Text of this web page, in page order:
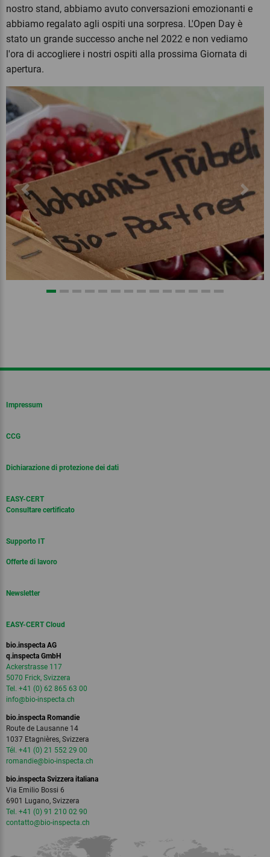
nostro stand, abbiamo avuto conversazioni emozionanti e
abbiamo regalato agli ospiti una sorpresa. L'Open Day è
stato un grande successo anche nel 2022 e non vediamo
l'ora di accogliere i nostri ospiti alla prossima Giornata di
apertura.
Previous Next
Impressum
CCG
Dichiarazione di protezione dei dati
EASY-CERT
Consultare certificato
Supporto IT
Offerte di lavoro
Newsletter
EASY-CERT Cloud
bio.inspecta AG
q.inspecta GmbH
Ackerstrasse 117
5070 Frick, Svizzera
Tel. +41 (0) 62 865 63 00
info@bio-inspecta.ch
bio.inspecta Romandie
Route de Lausanne 14
1037 Etagnières, Svizzera
Tél. +41 (0) 21 552 29 00
romandie@bio-inspecta.ch
bio.inspecta Svizzera italiana
Via Emilio Bossi 6
6901 Lugano, Svizzera
Tel. +41 (0) 91 210 02 90
contatto@bio-inspecta.ch